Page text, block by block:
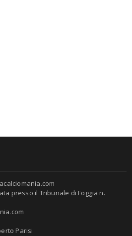
presso il Tribunale di Foggia n.
Parisi